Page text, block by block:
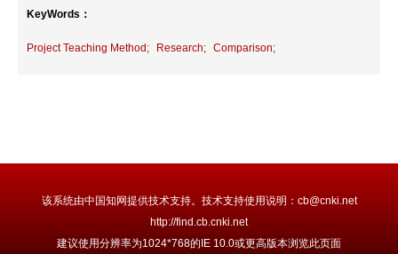
KeyWords：
Project Teaching Method; Research; Comparison;
该系统由中国知网提供技术支持。技术支持使用说明：cb@cnki.net
http://find.cb.cnki.net
建议使用分辨率为1024*768的IE 10.0或更高版本浏览此页面